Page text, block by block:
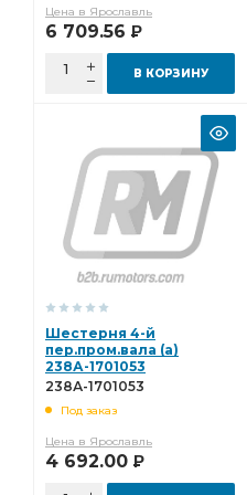
Цена в Ярославль
6 709.56 Р
В КОРЗИНУ
Шестерня 4-й
пер.пром.вала (а)
238А-1701053
238А-1701053
Под заказ
Цена в Ярославль
4 692.00 Р